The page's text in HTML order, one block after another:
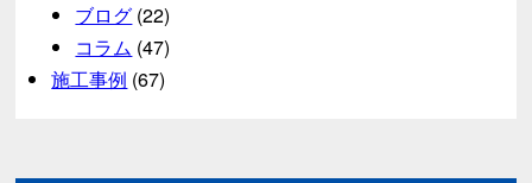
ブログ (22)
コラム (47)
施工事例 (67)